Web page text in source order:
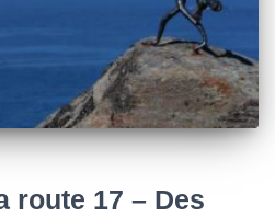
route 17 – Des